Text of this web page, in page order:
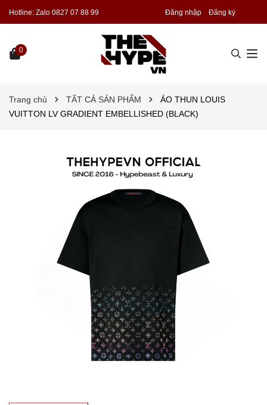
Hotline: Zalo 0827 07 88 99 Đăng nhập Đăng ký
0
Trang chủ TẤT CẢ SẢN PHẨM
ÁO THUN LOUIS
VUITTON LV GRADIENT EMBELLISHED (BLACK)